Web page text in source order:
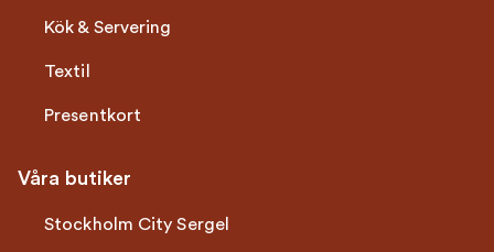
Kök & Servering
Textil
Presentkort
Våra butiker
Stockholm City Sergel